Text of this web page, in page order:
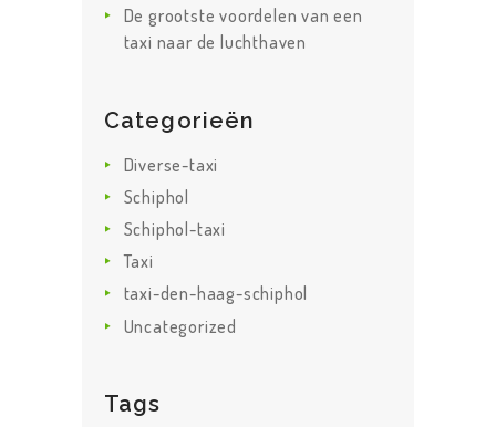
DIENSTEN
TAXI TARIEVEN
OVER ONS
CONTACT US
De grootste voordelen van een
taxi naar de luchthaven
Categorieën
Diverse-taxi
Schiphol
Schiphol-taxi
Taxi
taxi-den-haag-schiphol
Uncategorized
Tags